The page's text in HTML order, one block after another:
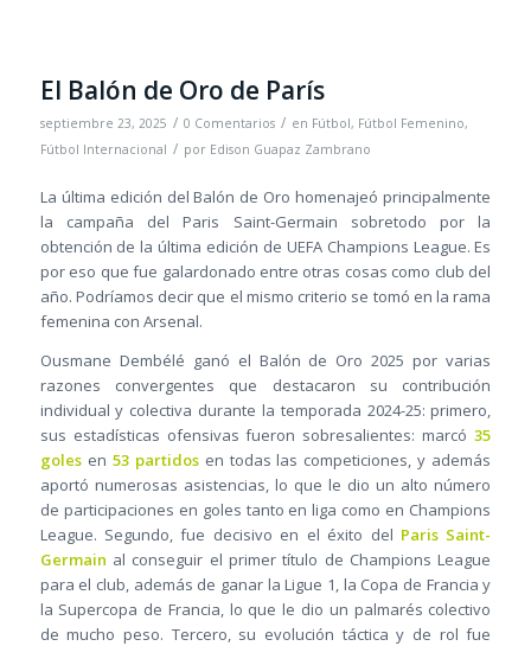
El Balón de Oro de París
septiembre 23, 2025 / 0 Comentarios / en Fútbol, Fútbol Femenino,
Fútbol Internacional / por Edison Guapaz Zambrano
La última edición del Balón de Oro homenajeó principalmente
la campaña del Paris Saint-Germain sobretodo por la
obtención de la última edición de UEFA Champions League. Es
por eso que fue galardonado entre otras cosas como club del
año. Podríamos decir que el mismo criterio se tomó en la rama
femenina con Arsenal.
Ousmane Dembélé ganó el Balón de Oro 2025 por varias
razones convergentes que destacaron su contribución
individual y colectiva durante la temporada 2024-25: primero,
sus estadísticas ofensivas fueron sobresalientes: marcó35
golesen 53 partidosen todas las competiciones, y además
aportó numerosas asistencias, lo que le dio un alto número
de participaciones en goles tanto en liga como en Champions
League. Segundo, fue decisivo en el éxito del Paris Saint-
Germain al conseguir el primer título de Champions League
para el club, además de ganar la Ligue 1, la Copa de Francia y
la Supercopa de Francia, lo que le dio un palmarés colectivo
de mucho peso. Tercero, su evolución táctica y de rol fue